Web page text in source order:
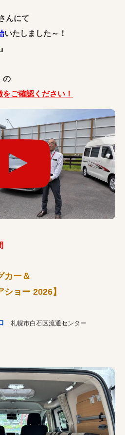
んにて
いたしました～！
』
の
をご確認ください！
カー＆
ー 2026】
札幌市白石区流通センター